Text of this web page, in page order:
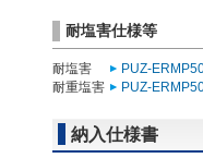
耐塩害仕様等
耐塩害
PUZ-
耐重塩害
PUZ-
納入仕様書